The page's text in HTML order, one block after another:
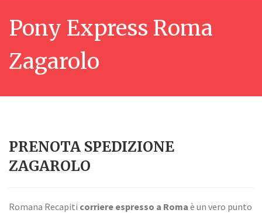
Pony Express Roma
Zagarolo
PRENOTA SPEDIZIONE
ZAGAROLO
Romana Recapiti corriere espresso a Roma è un vero punto